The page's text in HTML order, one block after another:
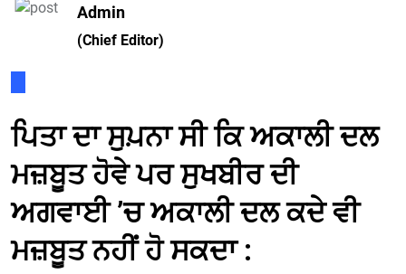
Admin
(Chief Editor)
ਪਿਤਾ ਦਾ ਸੁਪ਼ਨਾ ਸੀ ਕਿ ਅਕਾਲੀ ਦਲ
ਮਜ਼ਬੂਤ ਹੋਵੇ ਪਰ ਸੁਖਬੀਰ ਦੀ
ਅਗਵਾਈ ’ਚ ਅਕਾਲੀ ਦਲ ਕਦੇ ਵੀ
ਮਜ਼ਬੂਤ ਨਹੀਂ ਹੋ ਸਕਦਾ :